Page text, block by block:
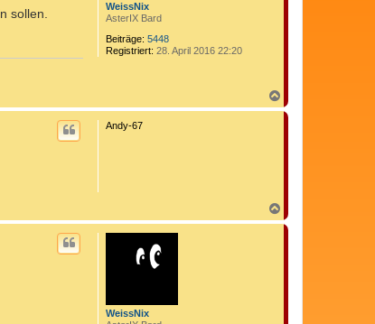
WeissNix
AsterIX Bard
Beiträge: 5448
Registriert: 28. April 2016 22:20
sollen.
a
c
Andy-67
a
c
WeissNix